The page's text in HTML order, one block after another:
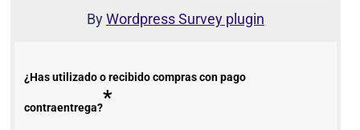
ByWordpress Survey plugin
¿Has utilizado o recibido compras con pago
contraentrega?*